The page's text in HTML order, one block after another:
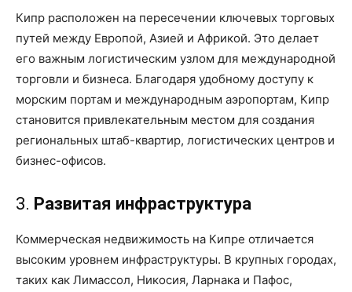
Кипр расположен на пересечении ключевых торговых
путей между Европой, Азией и Африкой. Это делает
его важным логистическим узлом для международной
торговли и бизнеса. Благодаря удобному доступу к
морским портам и международным аэропортам, Кипр
становится привлекательным местом для создания
региональных штаб-квартир, логистических центров и
бизнес-офисов.
3. Развитая инфраструктура
Коммерческая недвижимость на Кипре отличается
высоким уровнем инфраструктуры. В крупных городах,
таких как Лимассол, Никосия, Ларнака и Пафос,